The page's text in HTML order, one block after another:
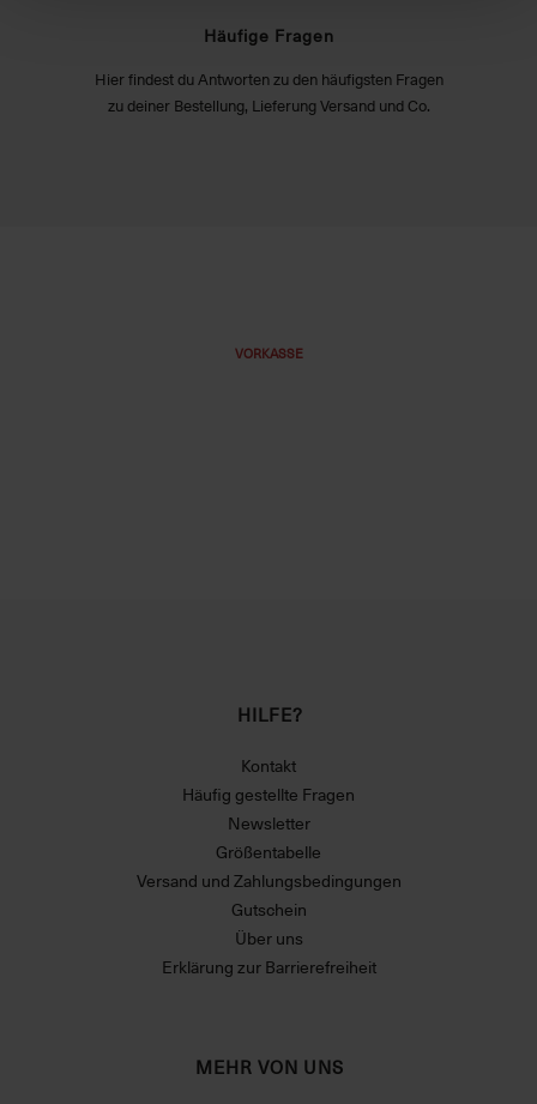
Häufige Fragen
Hier findest du Antworten zu den häufigsten Fragen
zu deiner Bestellung, Lieferung Versand und Co.
VORKASSE
HILFE?
Kontakt
Häufig gestellte Fragen
Newsletter
Größentabelle
Versand und Zahlungsbedingungen
Gutschein
Über uns
Erklärung zur Barrierefreiheit
MEHR VON UNS